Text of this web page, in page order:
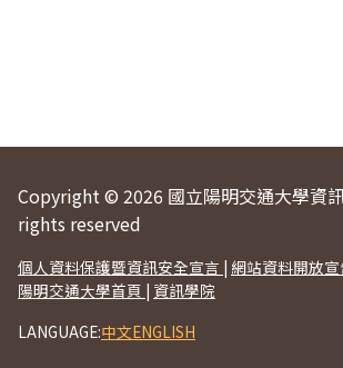
Copyright © 2026 國立陽明交通大學資
rights reserved
個人資料保護暨資訊安全宣言 | 網站資料開放
陽明交通大學首頁 | 資訊學院
LANGUAGE:中文ENGLISH